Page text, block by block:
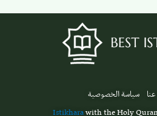
سياسة الخصوصية
Istikharawith the Holy